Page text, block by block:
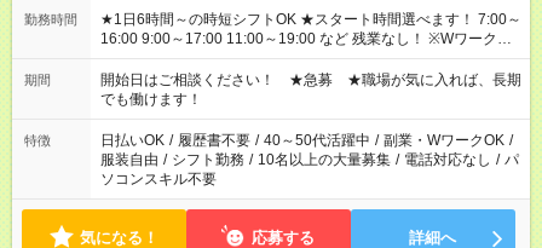
勤務時間
★1日6時間～の時短シフトOK ★スタート時間選べます！ 7:00～
16:00 9:00～17:00 11:00～19:00 など 残業なし！ ※Wワークの
場合、他のお仕事と合わせ週40時間超の就業はご案内できませ
ん ※法令に基づき、週20時間以上勤務は社会保険への加入対象
となります ※労働者派遣法（日雇い派遣の原則禁止）により、
短時間・短期間の就業はご案内が難しい場合があります
期間
開始日はご相談ください！ ★急募 ★職場が気に入れば、長期
でも働けます！
特徴 日払いOK / 履歴書不要 / 40～50代活躍中 / 副業・WワークOK /
服装自由 / シフト勤務 / 10名以上の大量募集 / 電話対応なし / パ
ソコンスキル不要
気になる！ 応募する 詳細へ